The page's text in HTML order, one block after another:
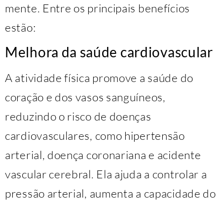
mente. Entre os principais benefícios
estão:
Melhora da saúde cardiovascular
A atividade física promove a saúde do
coração e dos vasos sanguíneos,
reduzindo o risco de doenças
cardiovasculares, como hipertensão
arterial, doença coronariana e acidente
vascular cerebral. Ela ajuda a controlar a
pressão arterial, aumenta a capacidade do